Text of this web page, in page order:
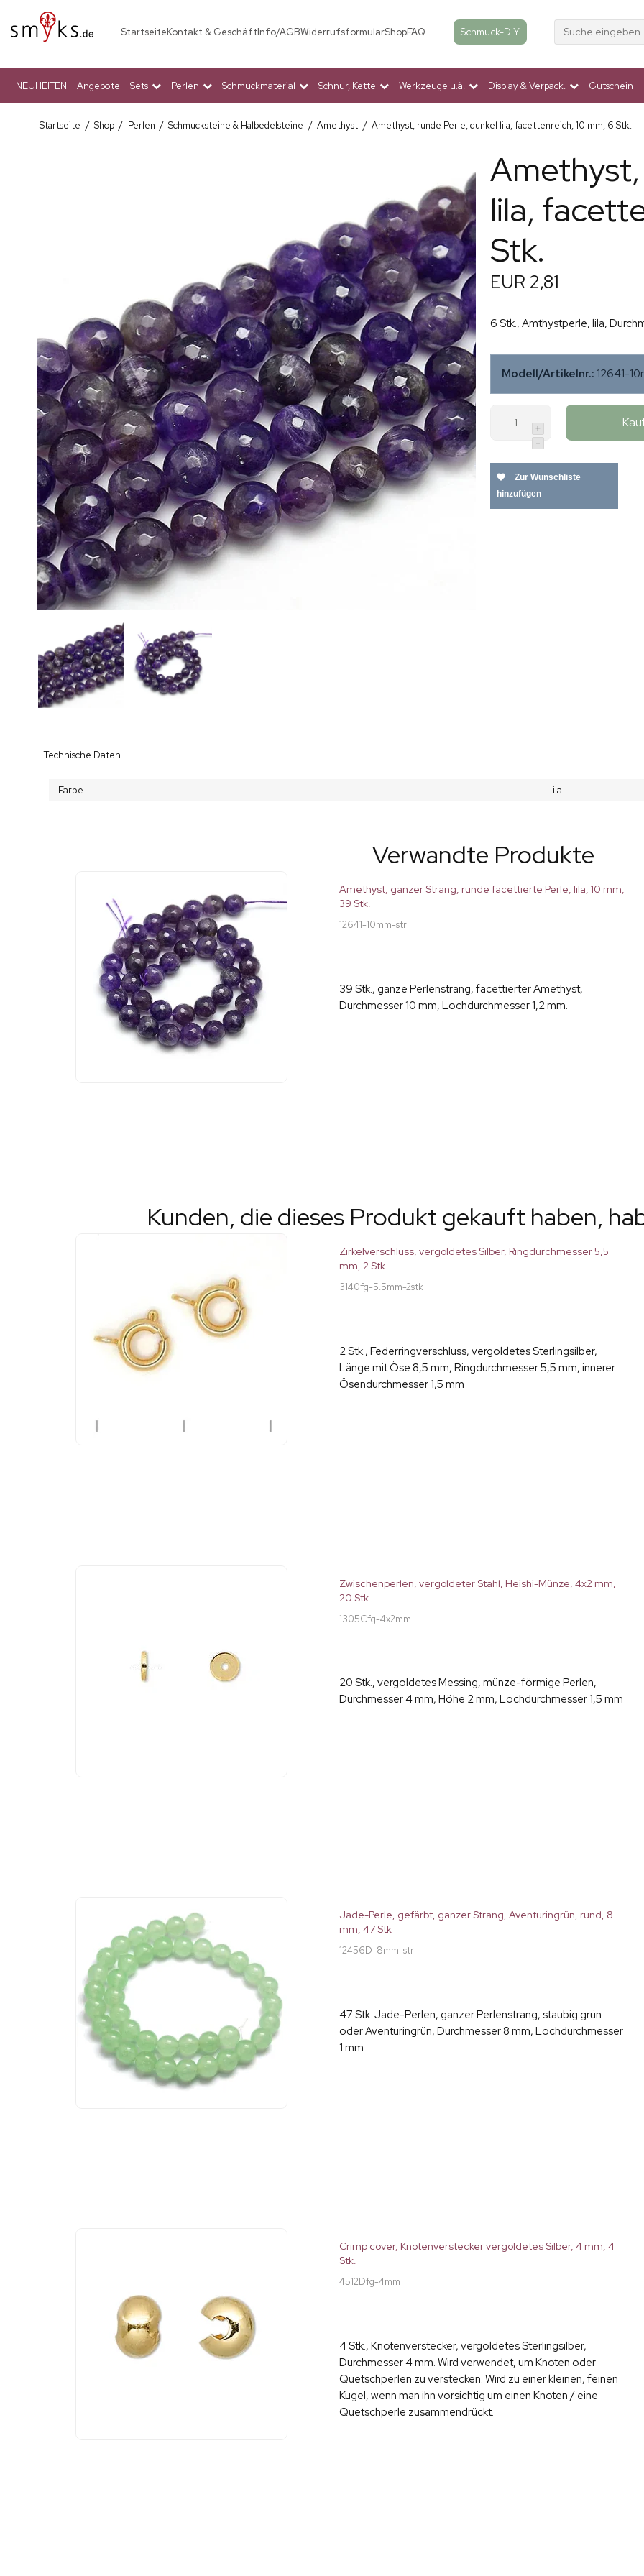
StartseiteKontakt & GeschäftInfo/AGBWiderrufsformularShopFAQ Schmuck-DIY Suche eingeben
NEUHEITEN Angebote Sets Perlen Schmuckmaterial Schnur, Kette Werkzeuge u.ä. Display & Verpack. Gutschein
Startseite / Shop / Perlen / Schmucksteine & Halbedelsteine / Amethyst / Amethyst, runde Perle, dunkel lila, facettenreich, 10 mm, 6 Stk.
lila,
Stk.
EUR 2,81
6 Stk., Amthystperle, lila,
Modell/Artikelnr.: 12641-
+
-
Zur Wunschliste
hinzufügen
Technische Daten
Farbe Lila
Verwandte Produkte
Amethyst, ganzer Strang, runde facettierte Perle, lila, 10 mm,
39 Stk.
12641-10mm-str
39 Stk., ganze Perlenstrang, facettierter Amethyst,
Durchmesser 10 mm, Lochdurchmesser 1,2 mm.
Kunden, die dieses Produkt gekauft haben,
Zirkelverschluss, vergoldetes Silber, Ringdurchmesser 5,5
mm, 2 Stk.
3140fg-5.5mm-2stk
2 Stk., Federringverschluss, vergoldetes Sterlingsilber,
Länge mit Öse 8,5 mm, Ringdurchmesser 5,5 mm, innerer
Ösendurchmesser 1,5 mm
Zwischenperlen, vergoldeter Stahl, Heishi-Münze, 4x2 mm,
20 Stk
1305Cfg-4x2mm
20 Stk., vergoldetes Messing, münze-förmige Perlen,
Durchmesser 4 mm, Höhe 2 mm, Lochdurchmesser 1,5 mm
Jade-Perle, gefärbt, ganzer Strang, Aventuringrün, rund, 8
mm, 47 Stk
12456D-8mm-str
47 Stk. Jade-Perlen, ganzer Perlenstrang, staubig grün
oder Aventuringrün, Durchmesser 8 mm, Lochdurchmesser
1 mm.
Crimp cover, Knotenverstecker vergoldetes Silber, 4 mm, 4
Stk.
4512Dfg-4mm
4 Stk., Knotenverstecker, vergoldetes Sterlingsilber,
Durchmesser 4 mm. Wird verwendet, um Knoten oder
Quetschperlen zu verstecken. Wird zu einer kleinen, feinen
Kugel, wenn man ihn vorsichtig um einen Knoten / eine
Quetschperle zusammendrückt.